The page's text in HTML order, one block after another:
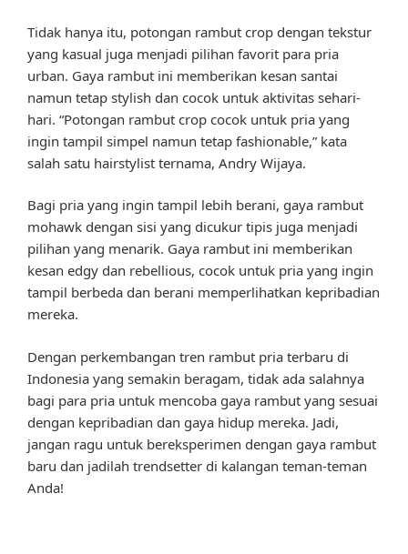
Tidak hanya itu, potongan rambut crop dengan tekstur
yang kasual juga menjadi pilihan favorit para pria
urban. Gaya rambut ini memberikan kesan santai
namun tetap stylish dan cocok untuk aktivitas sehari-
hari. “Potongan rambut crop cocok untuk pria yang
ingin tampil simpel namun tetap fashionable,” kata
salah satu hairstylist ternama, Andry Wijaya.
Bagi pria yang ingin tampil lebih berani, gaya rambut
mohawk dengan sisi yang dicukur tipis juga menjadi
pilihan yang menarik. Gaya rambut ini memberikan
kesan edgy dan rebellious, cocok untuk pria yang ingin
tampil berbeda dan berani memperlihatkan kepribadian
mereka.
Dengan perkembangan tren rambut pria terbaru di
Indonesia yang semakin beragam, tidak ada salahnya
bagi para pria untuk mencoba gaya rambut yang sesuai
dengan kepribadian dan gaya hidup mereka. Jadi,
jangan ragu untuk bereksperimen dengan gaya rambut
baru dan jadilah trendsetter di kalangan teman-teman
Anda!